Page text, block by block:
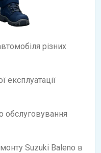
різних
експлуатації
обслуговування
Suzuki Baleno в